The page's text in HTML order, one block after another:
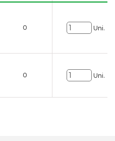
0 Uni.
0 Uni.